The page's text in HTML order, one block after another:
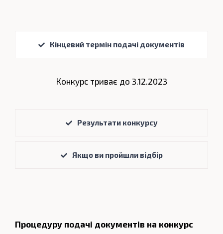
Кінцевий термін подачі документів
Конкурс триває до 3.12.2023
Результати конкурсу
Якщо ви пройшли відбір
Процедуру подачі документів на конкурс